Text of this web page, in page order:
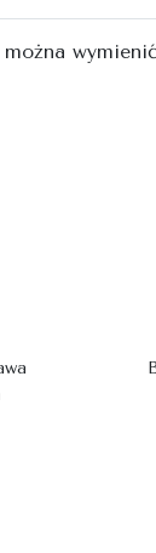
można